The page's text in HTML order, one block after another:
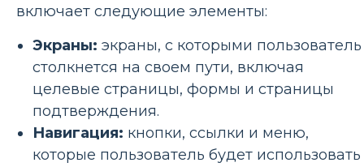
включает следующие элементы:
Экраны: экраны, с которыми пользователь
столкнется на своем пути, включая
целевые страницы, формы и страницы
подтверждения.
Навигация: кнопки, ссылки и меню,
которые пользователь будет использовать